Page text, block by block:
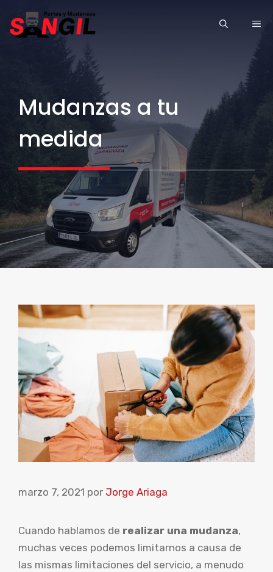
Mudanzas a tu
medida
marzo 7, 2021 por Jorge Ariaga
Cuando hablamos de realizar una mudanza,
muchas veces podemos limitarnos a causa de
las mismas limitaciones del servicio, a menudo